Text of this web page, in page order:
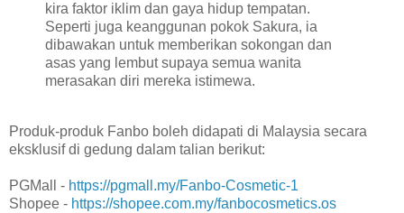
kira faktor iklim dan gaya hidup tempatan.
Seperti juga keanggunan pokok Sakura, ia
dibawakan untuk memberikan sokongan dan
asas yang lembut supaya semua wanita
merasakan diri mereka istimewa.
Produk-produk Fanbo boleh didapati di Malaysia secara
eksklusif di gedung dalam talian berikut:
PGMall - https://pgmall.my/Fanbo-Cosmetic-1
Shopee - https://shopee.com.my/fanbocosmetics.os